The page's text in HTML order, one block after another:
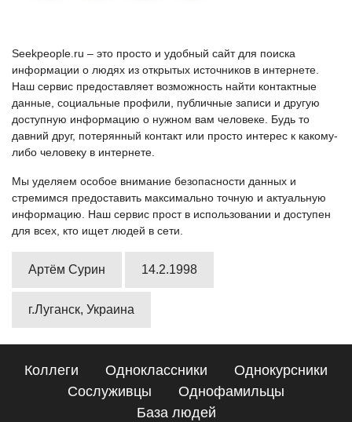
Seekpeople.ru – это просто и удобный сайт для поиска
информации о людях из открытых источников в интернете.
Наш сервис предоставляет возможность найти контактные
данные, социальные профили, публичные записи и другую
доступную информацию о нужном вам человеке. Будь то
давний друг, потерянный контакт или просто интерес к какому-
либо человеку в интернете.
Мы уделяем особое внимание безопасности данных и
стремимся предоставить максимально точную и актуальную
информацию. Наш сервис прост в использовании и доступен
для всех, кто ищет людей в сети.
Артём Сурин 14.2.1998
г.Луганск, Украина
Коллеги Одноклассники
Однокурсники
Сослуживцы
Однофамильцы
База людей